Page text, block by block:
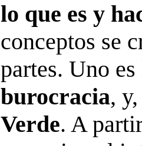
lo que es y
conceptos se
partes. Uno
burocracia,
Verde. A